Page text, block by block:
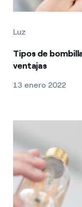
Luz
Tipos de
ventajas
13 enero 2022